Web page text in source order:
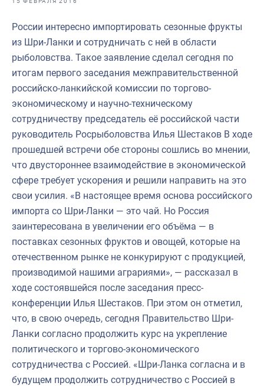
Выставки и конференции
Научно-практическая литература
Рыбоохрана России
Инфографика
Большая африканская экспедиция
Укрепление духовно-нравственных ценностей
События в России и мире
России интересно импортировать сезонные фрукты
из Шри-Ланки и сотрудничать с ней в области
рыболовства. Такое заявление сделал сегодня по
итогам первого заседания межправительственной
российско-ланкийской комиссии по торгово-
экономическому и научно-техническому
сотрудничеству председатель её российской части
руководитель Росрыболовства Илья Шестаков В ходе
прошедшей встречи обе стороны сошлись во мнении,
что двустороннее взаимодействие в экономической
сфере требует ускорения и решили направить на это
свои усилия. «В настоящее время основа российского
импорта со Шри-Ланки — это чай. Но Россия
заинтересована в увеличении его объёма — в
поставках сезонных фруктов и овощей, которые на
отечественном рынке не конкурируют с продукцией,
производимой нашими аграриями», — рассказал в
ходе состоявшейся после заседания пресс-
конференции Илья Шестаков. При этом он отметил,
что, в свою очередь, сегодня Правительство Шри-
Ланки согласно продолжить курс на укрепление
политического и торгово-экономического
сотрудничества с Россией. «Шри-Ланка согласна и в
будущем продолжить сотрудничество с Россией в